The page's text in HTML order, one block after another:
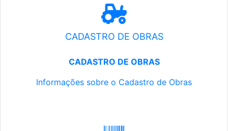
CADASTRO DE OBRAS
CADASTRO DE OBRAS
Informações sobre o Cadastro de Obras